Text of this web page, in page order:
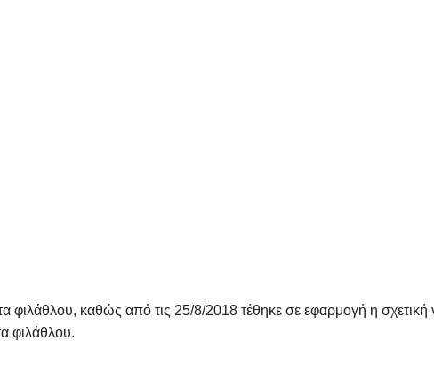
φιλάθλου, καθώς από τις 25/8/2018 τέθηκε σε εφαρμογή η
φιλάθλου.